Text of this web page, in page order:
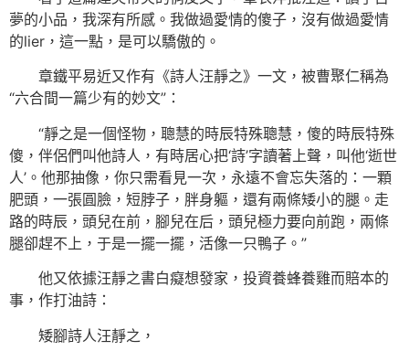
夢的小品，我深有所感。我做過愛情的傻子，沒有做過愛情
的lier，這一點，是可以驕傲的。
章鐵平易近又作有《詩人汪靜之》一文，被曹聚仁稱為
“六合間一篇少有的妙文”：
“靜之是一個怪物，聰慧的時辰特殊聰慧，傻的時辰特殊
傻，伴侶們叫他詩人，有時居心把‘詩’字讀著上聲，叫他‘逝世
人’。他那抽像，你只需看見一次，永遠不會忘失落的：一顆
肥頭，一張圓臉，短脖子，胖身軀，還有兩條矮小的腿。走
路的時辰，頭兒在前，腳兒在后，頭兒極力要向前跑，兩條
腿卻趕不上，于是一擺一擺，活像一只鴨子。”
他又依據汪靜之書白癡想發家，投資養蜂養雞而賠本的
事，作打油詩：
矮腳詩人汪靜之，